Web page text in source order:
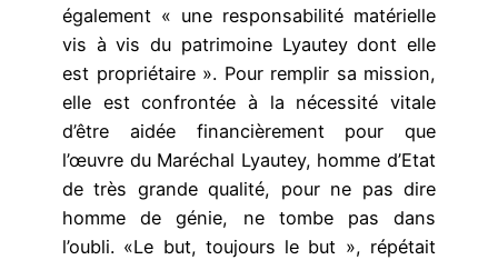
également « une responsabilité matérielle
vis à vis du patrimoine Lyautey dont elle
est propriétaire ». Pour remplir sa mission,
elle est confrontée à la nécessité vitale
d’être aidée financièrement pour que
l’œuvre du Maréchal Lyautey, homme d’Etat
de très grande qualité, pour ne pas dire
homme de génie, ne tombe pas dans
l’oubli. «Le but, toujours le but », répétait